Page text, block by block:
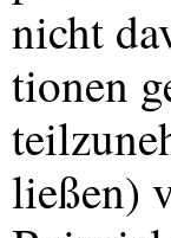
nicht
tionen
ließen)